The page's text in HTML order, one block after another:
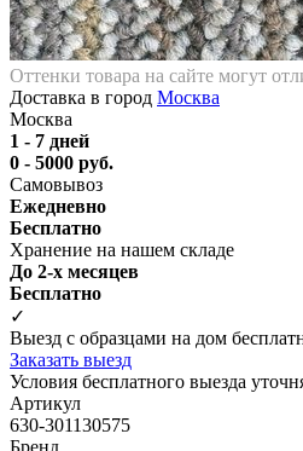
Оттенки товара на сайте могут
Доставка в город Москва
Москва
1 - 7 дней
0 - 5000 руб.
Самовывоз
Ежедневно
Бесплатно
Хранение на нашем складе
До 2-х месяцев
Бесплатно
✓
Выезд с образцами на дом
Заказать выезд
Условия бесплатного выезда
Артикул
630-301130575
Бренд